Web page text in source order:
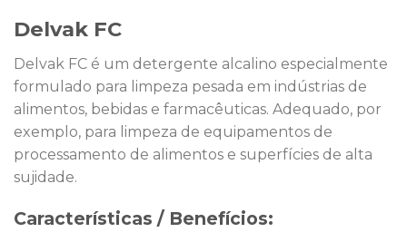
Delvak FC
Delvak FC é um detergente alcalino especialmente
formulado para limpeza pesada em indústrias de
alimentos, bebidas e farmacêuticas. Adequado, por
exemplo, para limpeza de equipamentos de
processamento de alimentos e superfícies de alta
sujidade.
Características / Benefícios: